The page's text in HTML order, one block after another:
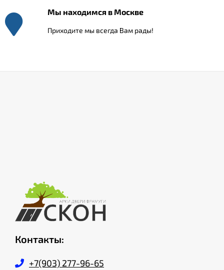
Мы находимся в Москве
Приходите мы всегда Вам рады!
Контакты:
+7(903) 277-96-65